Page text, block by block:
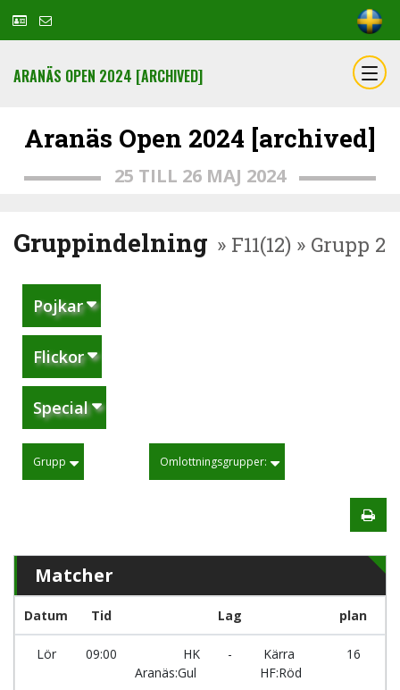
ARANÄS OPEN 2024 [ARCHIVED]
Aranäs Open 2024 [archived]
25 TILL 26 MAJ 2024
Gruppindelning » F11(12) » Grupp 2
Pojkar
Flickor
Special
Grupp Omlottningsgrupper:
Matcher
Datum Tid Lag plan
Lör 09:00
HK
Aranäs:Gul
-
Kärra
HF:Röd
16